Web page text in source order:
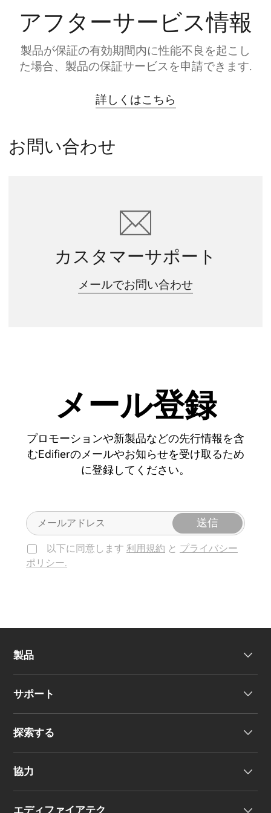
アフターサービス情報
製品が保証の有効期間内に性能不良を起こし
た場合、製品の保証サービスを申請できます.
詳しくはこちら
お問い合わせ
カスタマーサポート
メールでお問い合わせ
メール登録
プロモーションや新製品などの先行情報を含
むEdifierのメールやお知らせを受け取るため
に登録してください。
送信
以下に同意します 利用規約 と プライバシー
ポリシー.
製品
サポート
探索する
協力
エディファイアテク